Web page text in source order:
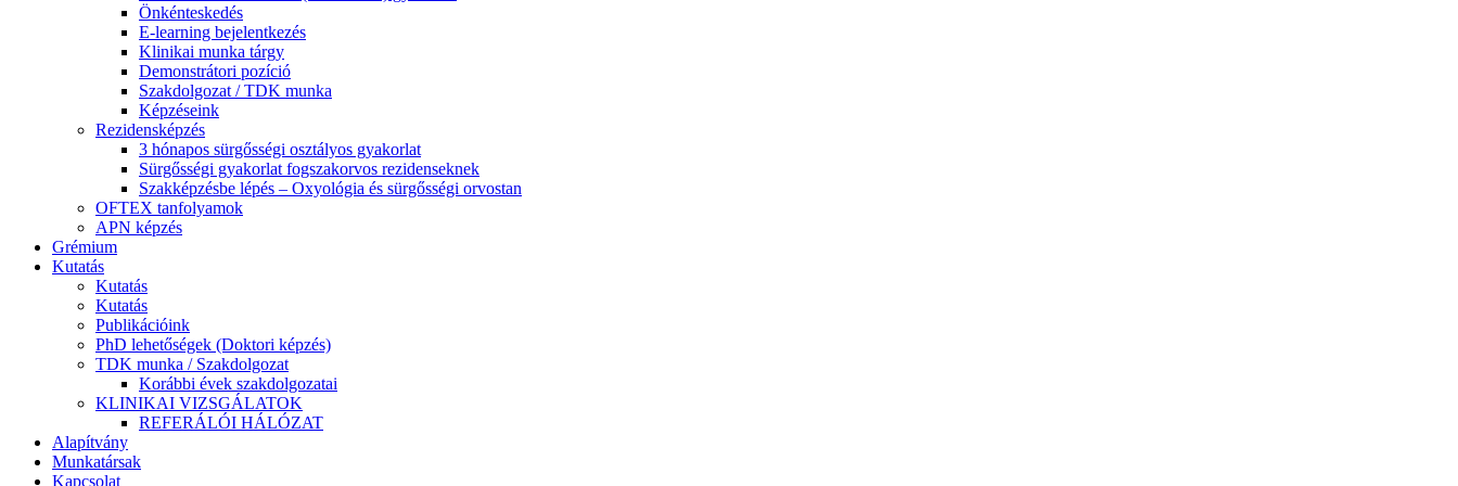
Önkénteskedés
E-learning bejelentkezés
Klinikai munka tárgy
Demonstrátori pozíció
Szakdolgozat / TDK munka
Képzéseink
Rezidensképzés
3 hónapos sürgősségi osztályos gyakorlat
Sürgősségi gyakorlat fogszakorvos rezidenseknek
Szakképzésbe lépés – Oxyológia és sürgősségi orvostan
OFTEX tanfolyamok
APN képzés
Grémium
Kutatás
Kutatás
Kutatás
Publikációink
PhD lehetőségek (Doktori képzés)
TDK munka / Szakdolgozat
Korábbi évek szakdolgozatai
KLINIKAI VIZSGÁLATOK
REFERÁLÓI HÁLÓZAT
Alapítvány
Munkatársak
Kapcsolat